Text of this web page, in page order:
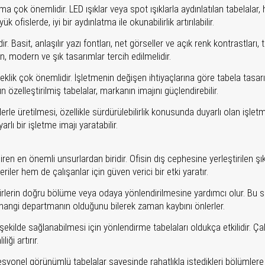
çok önemlidir. LED ışıklar veya spot ışıklarla aydınlatılan
ofislerde, iyi bir aydınlatma ile okunabilirlik artırılabilir.
Basit, anlaşılır yazı fontları, net görseller ve açık renk kontrastları,
modern ve şık tasarımlar tercih edilmelidir.
çok önemlidir. İşletmenin değişen ihtiyaçlarına göre tabela
tabelalar, markanın imajını güçlendirebilir.
üretilmesi, özellikle sürdürülebilirlik konusunda duyarlı olan
bir işletme imajı yaratabilir.
en önemli unsurlardan biridir. Ofisin dış cephesine yerleştirilen
hem de çalışanlar için güven verici bir etki yaratır.
doğru bölüme veya odaya yönlendirilmesine yardımcı olur. Bu
departmanın olduğunu bilerek zaman kaybını önlerler.
sağlanabilmesi için yönlendirme tabelaları oldukça etkilidir.
artırır.
görünümlü tabelalar sayesinde rahatlıkla istedikleri